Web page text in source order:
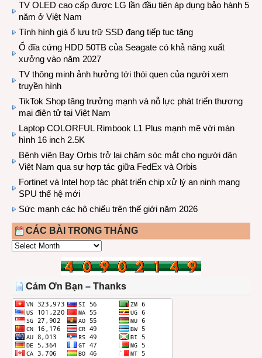
TV OLED cao cấp được LG lần đầu tiên áp dụng bảo hành 5
năm ở Việt Nam
Tình hình giá ổ lưu trữ SSD đang tiếp tục tăng
Ổ đĩa cứng HDD 50TB của Seagate có khả năng xuất
xưởng vào năm 2027
TV thông minh ảnh hưởng tới thói quen của người xem
truyền hình
TikTok Shop tăng trưởng mạnh và nỗ lực phát triển thương
mại điện tử tại Việt Nam
Laptop COLORFUL Rimbook L1 Plus mạnh mẽ với màn
hình 16 inch 2.5K
Bệnh viện Bay Orbis trở lại chăm sóc mắt cho người dân
Việt Nam qua sự hợp tác giữa FedEx và Orbis
Fortinet và Intel hợp tác phát triển chip xử lý an ninh mạng
SPU thế hệ mới
Sức mạnh các hộ chiếu trên thế giới năm 2026
CÁC BÀI TRONG THÁNG
CÁC
THÁNG
Cảm Ơn Bạn – Thanks